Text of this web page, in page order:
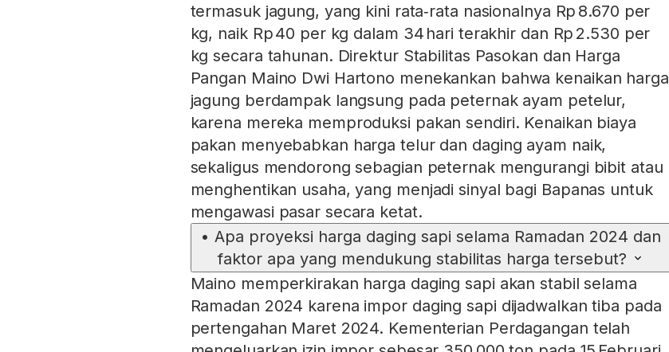
termasuk jagung, yang kini rata‑rata nasionalnya Rp 8.670 per
kg, naik Rp 40 per kg dalam 34 hari terakhir dan Rp 2.530 per
kg secara tahunan. Direktur Stabilitas Pasokan dan Harga
Pangan Maino Dwi Hartono menekankan bahwa kenaikan harga
jagung berdampak langsung pada peternak ayam petelur,
karena mereka memproduksi pakan sendiri. Kenaikan biaya
pakan menyebabkan harga telur dan daging ayam naik,
sekaligus mendorong sebagian peternak mengurangi bibit atau
menghentikan usaha, yang menjadi sinyal bagi Bapanas untuk
mengawasi pasar secara ketat.
• Apa proyeksi harga daging sapi selama Ramadan 2024 dan
faktor apa yang mendukung stabilitas harga tersebut?
Maino memperkirakan harga daging sapi akan stabil selama
Ramadan 2024 karena impor daging sapi dijadwalkan tiba pada
pertengahan Maret 2024. Kementerian Perdagangan telah